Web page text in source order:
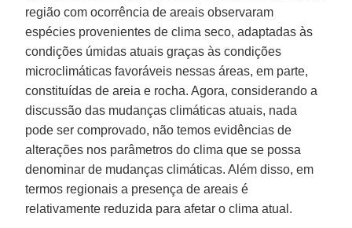
região com ocorrência de areais observaram
espécies provenientes de clima seco, adaptadas às
condições úmidas atuais graças às condições
microclimáticas favoráveis nessas áreas, em parte,
constituídas de areia e rocha. Agora, considerando a
discussão das mudanças climáticas atuais, nada
pode ser comprovado, não temos evidências de
alterações nos parâmetros do clima que se possa
denominar de mudanças climáticas. Além disso, em
termos regionais a presença de areais é
relativamente reduzida para afetar o clima atual.